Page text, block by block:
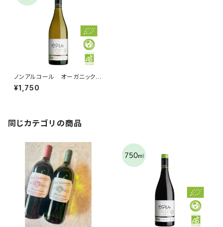
ノンアルコール オーガニック
ワイン （白）シャルドネ 750ml
¥1,750
同じカテゴリの商品